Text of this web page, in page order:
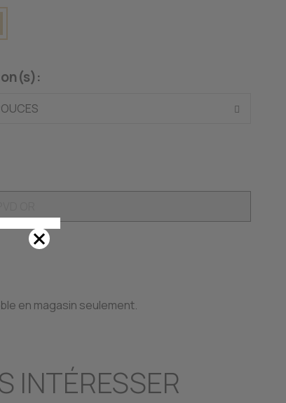
en magasin seulement.
INTÉRESSER